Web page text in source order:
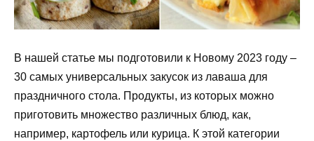
В нашей статье мы подготовили к Новому 2023 году –
30 самых универсальных закусок из лаваша для
праздничного стола. Продукты, из которых можно
приготовить множество различных блюд, как,
например, картофель или курица. К этой категории